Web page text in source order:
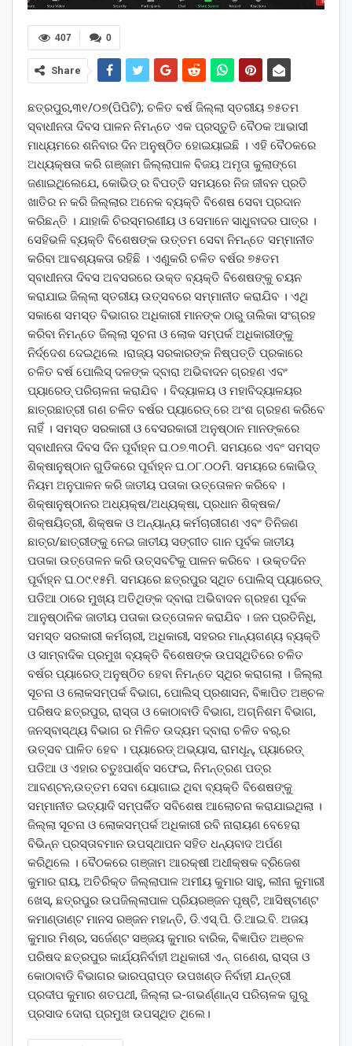
0
407
Share
ଛତ୍ରପୁର,୩୧/୦୭(ପିପିଟି); ଚଳିତ ବର୍ଷ ଜିଲ୍ଲା ସ୍ତରୀୟ ୭୫ତମ
ସ୍ବାଧୀନତା ଦିବସ ପାଳନ ନିମନ୍ତେ ଏକ ପ୍ରସ୍ତୁତି ବୈଠକ ଆଭାସୀ
ମାଧ୍ୟମରେ ଶନିବାର ଦିନ ଅନୁଷ୍ଠିତ ହୋଇୟାଇଛି । ଏହି ବୈଠକରେ
ଅଧ୍ୟକ୍ଷତା କରି ଗଞ୍ଜାମ ଜିଲ୍ଲାପାଳ ବିଜୟ ଅମୃତା କୁଲାଙ୍ଗେ
ଜଣାଇଥିଲେଯେ, କୋଭିଡ୍ ର ବିପତ୍ତି ସମୟରେ ନିଜ ଜୀବନ ପ୍ରତି
ଖାତିର ନ କରି ଜିଲ୍ଲାର ଅନେକ ବ୍ୟକ୍ତି ବିଶେଷ ସେବା ପ୍ରଦାନ
କରିଛନ୍ତି । ଯାହାକି ଚିରସ୍ମରଣୀୟ ଓ ସେମାନେ ସାଧୁବାଦର ପାତ୍ର ।
ସେହିଭଳି ବ୍ୟକ୍ତି ବିଶେଷଙ୍କ ଉତ୍ତମ ସେବା ନିମନ୍ତେ ସମ୍ମାନୀତ
କରିବା ଆବଶ୍ୟକତା ରହିଛି । ଏଣୁକରି ଚଳିତ ବର୍ଷର ୭୫ତମ
ସ୍ବାଧୀନତା ଦିବସ ଅବସରରେ ଉକ୍ତ ବ୍ୟକ୍ତି ବିଶେଷଙ୍କୁ ଚୟନ
କରାଯାଇ ଜିଲ୍ଲା ସ୍ତରୀୟ ଉତ୍ସବରେ ସମ୍ମାନୀତ କରାଯିବ । ଏଥି
ସକାଶେ ସମସ୍ତ ବିଭାଗର ଅଧିକାରୀ ମାନଙ୍କ ଠାରୁ ତାଲିକା ସଂଗ୍ରହ
କରିବା ନିମନ୍ତେ ଜିଲ୍ଲା ସୂଚନା ଓ ଲୋକ ସମ୍ପର୍କ ଅଧିକାରୀଙ୍କୁ
ନିର୍ଦ୍ଦେଶ ଦେଇଥିଲେ ।ରାଜ୍ୟ ସରକାରଙ୍କ ନିଷ୍ପତ୍ତି ପ୍ରକାରେ
ଚଳିତ ବର୍ଷ ପୋଲିସ୍ ଦଳଙ୍କ ଦ୍ବାରା ଅଭିବାଦନ ଗ୍ରହଣ ଏବଂ
ପ୍ୟାରେଡ୍ ପରିଚାଳନା କରାଯିବ । ବିଦ୍ୟାଳୟ ଓ ମହାବିଦ୍ୟାଳୟର
ଛାତ୍ରଛାତ୍ରୀ ଗଣ ଚଳିତ ବର୍ଷର ପ୍ୟାରେଡ୍ ରେ ଅଂଶ ଗ୍ରହଣ କରିବେ
ନାହିଁ । ସମସ୍ତ ସରକାରୀ ଓ ବେସରକାରୀ ଅନୁଷ୍ଠାନ ମାନଙ୍କରେ
ସ୍ବାଧୀନତା ଦିବସ ଦିନ ପୂର୍ବାହ୍ନ ଘ.୦୭.୩୦ମି. ସମୟରେ ଏବଂ ସମସ୍ତ
ଶିକ୍ଷାନୁଷ୍ଠାନ ଗୁଡିକରେ ପୂର୍ବାହ୍ନ ଘ.୦୮.୦୦ମି. ସମୟରେ କୋଭିଡ୍
ନିୟମ ଅନୁପାଳନ କରି ଜାତୀୟ ପତାକା ଉତ୍ତୋଳନ କରିବେ ।
ଶିକ୍ଷାନୁଷ୍ଠାନର ଅଧ୍ୟକ୍ଷ/ଅଧ୍ୟକ୍ଷା, ପ୍ରଧାନ ଶିକ୍ଷକ/
ଶିକ୍ଷୟିତ୍ରୀ, ଶିକ୍ଷକ ଓ ଅନ୍ୟାନ୍ୟ କର୍ମଚାରୀଗଣ ଏବଂ ତିନିଜଣ
ଛାତ୍ର/ଛାତ୍ରୀଙ୍କୁ ନେଇ ଜାତୀୟ ସଙ୍ଗୀତ ଗାନ ପୂର୍ବକ ଜାତୀୟ
ପତାକା ଉତ୍ତୋଳନ କରି ଉତ୍ସବଟିକୁ ପାଳନ କରିବେ । ଉକ୍ତଦିନ
ପୂର୍ବାହ୍ନ ଘ.୦୯.୧୫ମି. ସମୟରେ ଛତ୍ରପୁର ସ୍ଥିତ ପୋଲିସ୍ ପ୍ୟାରେଡ୍
ପଡିଆ ଠାରେ ମୁଖ୍ୟ ଅତିଥିଙ୍କ ଦ୍ବାରା ଅଭିବାଦନ ଗ୍ରହଣ ପୂର୍ବକ
ଆନୁଷ୍ଠାନିକ ଜାତୀୟ ପତାକା ଉତ୍ତୋଳନ କରାଯିବ । ଜନ ପ୍ରତିନିଧି,
ସମସ୍ତ ସରକାରୀ କର୍ମଚାରୀ, ଅଧିକାରୀ, ସହରର ମାନ୍ୟଗଣ୍ୟ ବ୍ୟକ୍ତି
ଓ ସାମ୍ବାଦିକ ପ୍ରମୁଖ ବ୍ୟକ୍ତି ବିଶେଷଙ୍କ ଉପସ୍ଥିତିରେ ଚଳିତ
ବର୍ଷର ପ୍ୟାରେଡ୍ ଅନୁଷ୍ଠିତ ହେବା ନିମନ୍ତେ ସ୍ଥିର କରାଗଲା । ଜିଲ୍ଲା
ସୂଚନା ଓ ଲୋକସମ୍ପର୍କ ବିଭାଗ, ପୋଲିସ୍ ପ୍ରଶାସନ, ବିଜ୍ଞାପିତ ଅଞ୍ଚଳ
ପରିଷଦ ଛତ୍ରପୁର, ରାସ୍ତା ଓ କୋଠାବାଡି ବିଭାଗ, ଅଗ୍ନିଶମ ବିଭାଗ,
ଜନସ୍ବାସ୍ଥ୍ୟ ବିଭାଗ ର ମିଳିତ ଉଦ୍ୟମ ଦ୍ବାରା ଚଳିତ ବର୍,ର
ଉତ୍ସବ ପାଳିତ ହେବ । ପ୍ୟାରେଡ୍ ଅଭ୍ୟାସ, ରାମଧୂନ୍, ପ୍ୟାରେଡ୍
ପଡିଆ ଓ ଏହାର ଚତୁଃପାର୍ଶ୍ବ ସଫେଇ, ନିମନ୍ତ୍ରଣ ପତ୍ର
ଆବଣ୍ଟନ,ଉତ୍ତମ ସେବା ୟୋଗାଇ ଥିବା ବ୍ୟକ୍ତି ବିଶେଷଙ୍କୁ
ସମ୍ମାନୀତ ଇତ୍ୟାଦି ସମ୍ପର୍କିତ ସବିଶେଷ ଆଲୋଚନା କରାଯାଇଥିଲା ।
ଜିଲ୍ଲା ସୂଚନା ଓ ଲୋକସମ୍ପର୍କ ଅଧିକାରୀ ରବି ନାରାୟଣ ବେହେରା
ବିଭିନ୍ନ ପ୍ରସ୍ତାବମାନ ଉପସ୍ଥାପନ ସହିତ ଧନ୍ୟବାଦ ଅର୍ପଣ
କରିଥିଲେ । ବୈଠକରେ ଗଞ୍ଜାମ ଆରକ୍ଷୀ ଅଧୀକ୍ଷକ ବ୍ରିଜେଶ
କୁମାର ରାୟ, ଅତିରିକ୍ତ ଜିଲ୍ଲାପାଳ ଅମୀୟ କୁମାର ସାହୁ, ଲୀନା କୁମାରୀ
ଖେସ୍, ଛତ୍ରପୁର ଉପଜିଲ୍ଲାପାଳ ପ୍ରିୟରଞ୍ଜନ ପୃଷ୍ଟି, ଆସିଷ୍ଟାଣ୍ଟ
କମାଣ୍ଡାଣ୍ଟ ମାନସ ରଞ୍ଜନ ମହାନ୍ତି, ଡି.ଏସ୍.ପି. ଡି.ଆଇ.ବି. ଅଜୟ
କୁମାର ମିଶ୍ର, ସର୍ଜେଣ୍ଟ ସଞ୍ଜୟ କୁମାର ବାରିକ, ବିଜ୍ଞାପିତ ଅଞ୍ଚଳ
ପରିଷଦ ଛତ୍ରପୁର କାର୍ଯ୍ୟନିର୍ବାହୀ ଅଧିକାରୀ ଏନ୍. ଗଣେଶ, ରାସ୍ତା ଓ
କୋଠାବାଡି ବିଭାଗର ଭାରପ୍ରାପ୍ତ ଉପଖଣ୍ଡ ନିର୍ବାହୀ ଯନ୍ତ୍ରୀ
ପ୍ରଦୀପ କୁମାର ଶତପଥୀ, ଜିଲ୍ଲା ଇ-ଗଭର୍ଣ୍ଣାନ୍ସ ପରିଚାଳକ ଗୁରୁ
ପ୍ରସାଦ ଦୋରା ପ୍ରମୁଖ ଉପସ୍ଥିତ ଥିଲେ।